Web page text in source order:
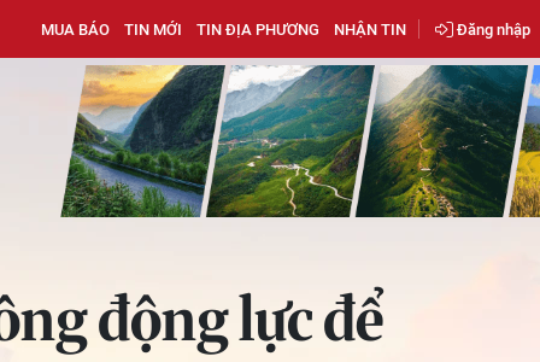
MUA BÁO TIN MỚI TIN ĐỊA PHƯƠNG NHẬN TIN Đăng nhập
động lực để